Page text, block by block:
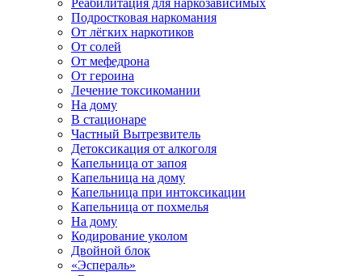
Реабилитация для наркозависимых
Подростковая наркомания
От лёгких наркотиков
От солей
От мефедрона
От героина
Лечение токсикомании
На дому
В стационаре
Частный Вытрезвитель
Детоксикация от алкоголя
Капельница от запоя
Капельница на дому
Капельница при интоксикации
Капельница от похмелья
На дому
Кодирование уколом
Двойной блок
«Эспераль»